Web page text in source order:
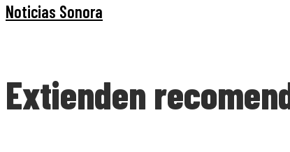
Noticias Sonora
Extienden